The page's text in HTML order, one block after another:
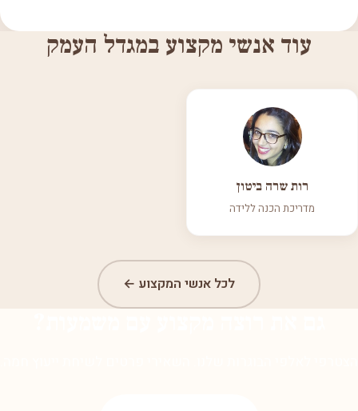
עוד אנשי מקצוע במגדל העמק
רות שרה ביטון
מדריכת הכנה ללידה
לכל אנשי המקצוע ←